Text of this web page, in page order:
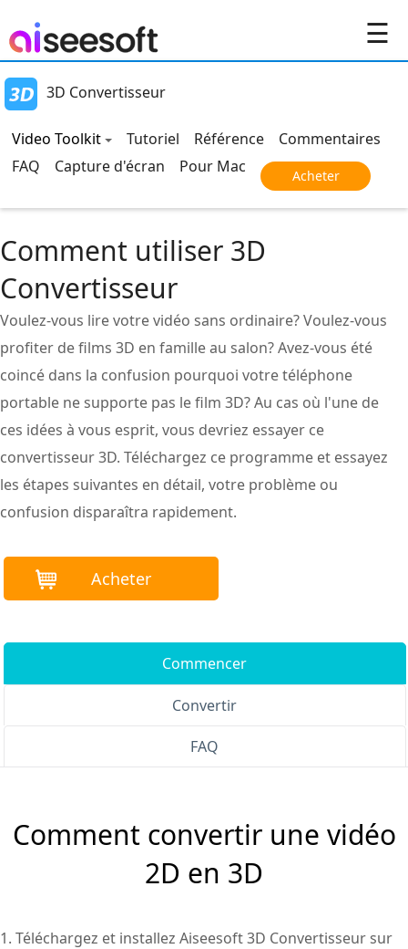
☰
3D Convertisseur
Video Toolkit Tutoriel Référence
Commentaires
FAQ
Capture d'écran Pour Mac Acheter
Comment utiliser 3D
Convertisseur
Voulez-vous lire votre vidéo sans ordinaire? Voulez-vous
profiter de films 3D en famille au salon? Avez-vous été
coincé dans la confusion pourquoi votre téléphone
portable ne supporte pas le film 3D? Au cas où l'une de
ces idées à vous esprit, vous devriez essayer ce
convertisseur 3D. Téléchargez ce programme et essayez
les étapes suivantes en détail, votre problème ou
confusion disparaîtra rapidement.
Acheter
Commencer
Convertir
FAQ
Comment convertir une vidéo
2D en 3D
1. Téléchargez et installez Aiseesoft 3D Convertisseur sur